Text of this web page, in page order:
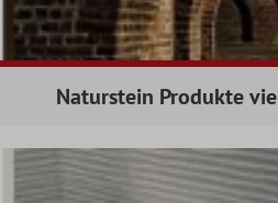
Naturstein Produkte